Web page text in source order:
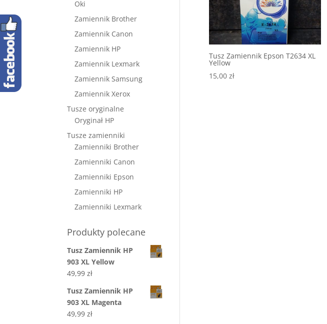
Tusz Zamiennik Epson T2634 XL
Yellow
15,00 zł
Oki
Zamiennik Brother
Zamiennik Canon
Zamiennik HP
Zamiennik Lexmark
Zamiennik Samsung
Zamiennik Xerox
Tusze oryginalne
Oryginał HP
Tusze zamienniki
Zamienniki Brother
Zamienniki Canon
Zamienniki Epson
Zamienniki HP
Zamienniki Lexmark
Produkty polecane
Tusz Zamiennik HP
903 XL Yellow
49,99zł
Tusz Zamiennik HP
903 XL Magenta
49,99zł